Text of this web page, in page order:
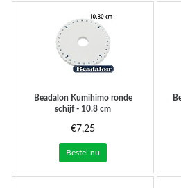
Beadalon Kumihimo ronde
schijf - 10.8 cm
€7,25
Bestel nu